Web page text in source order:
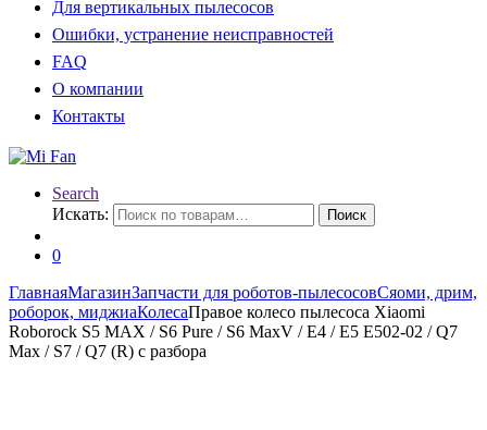
Для вертикальных пылесосов
Ошибки, устранение неисправностей
FAQ
О компании
Контакты
Search
Искать:
Поиск
0
ГлавнаяМагазинЗапчасти для роботов-пылесосовСяоми, дрим,
роборок, миджиаКолесаПравое колесо пылесоса Xiaomi
Roborock S5 MAX / S6 Pure / S6 MaxV / E4 / E5 E502-02 / Q7
Max / S7 / Q7 (R) с разбора